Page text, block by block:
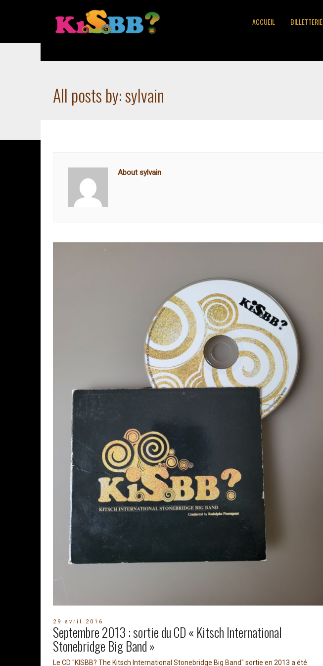
ACCUEIL BILLETTERIE
All posts by: sylvain
About sylvain
29 avril 2016
Septembre 2013 : sortie du CD « Kitsch International
Stonebridge Big Band »
Le CD "KISBB? The Kitsch International Stonebridge Big Band" sortie en 2013 a été